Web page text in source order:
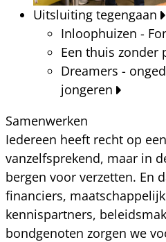
Uitsluiting tegengaan
Inloophuizen -
Een thuis zonder
Dreamers -
jongeren
Samenwerken
Iedereen heeft recht op
vanzelfsprekend, maar in
bergen voor verzetten. En
financiers,
kennispartners,
bondgenoten zorgen we